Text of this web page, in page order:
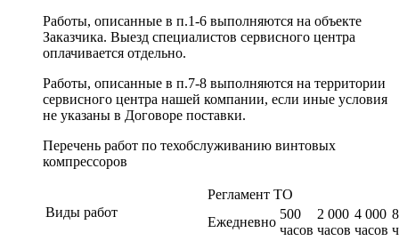
Работы, описанные в п.1-6 выполняются на объекте
Заказчика. Выезд специалистов сервисного центра
оплачивается отдельно.
Работы, описанные в п.7-8 выполняются на территории
сервисного центра нашей компании, если иные условия
не указаны в Договоре поставки.
Перечень работ по техобслуживанию винтовых
компрессоров
Виды работ
Регламент ТО
Ежедневно
500
часов
2 000
часов
4 000
часов